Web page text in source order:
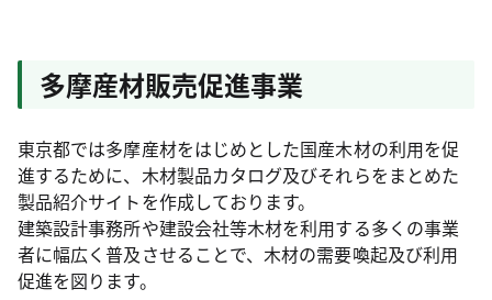
多摩産材販売促進事業
東京都では多摩産材をはじめとした国産木材の利用を促
進するために、木材製品カタログ及びそれらをまとめた
製品紹介サイトを作成しております。
建築設計事務所や建設会社等木材を利用する多くの事業
者に幅広く普及させることで、木材の需要喚起及び利用
促進を図ります。